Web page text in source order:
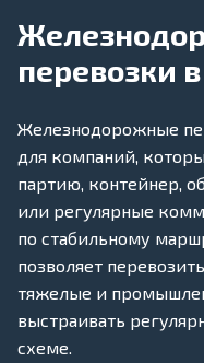
перевозки
Железнодорожные
для компаний,
партию, контейнер,
или регулярные
по стабильному
позволяет
тяжелые и
выстраивать
схеме.